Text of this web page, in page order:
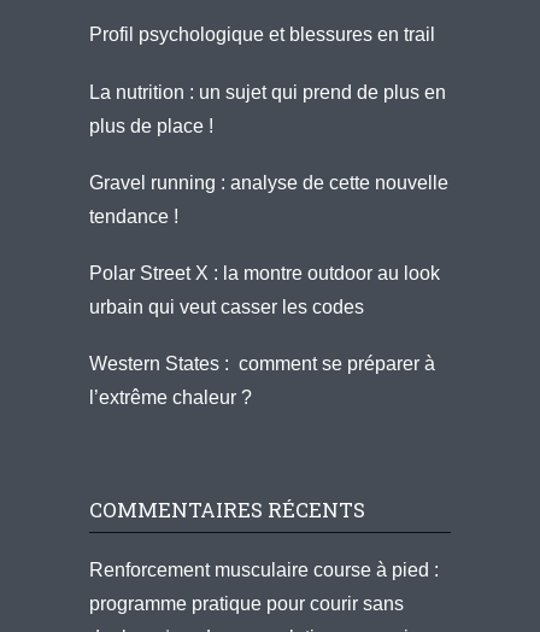
Profil psychologique et blessures en trail
La nutrition : un sujet qui prend de plus en
plus de place !
Gravel running : analyse de cette nouvelle
tendance !
Polar Street X : la montre outdoor au look
urbain qui veut casser les codes
Western States : comment se préparer à
l’extrême chaleur ?
COMMENTAIRES RÉCENTS
Renforcement musculaire course à pied :
programme pratique pour courir sans